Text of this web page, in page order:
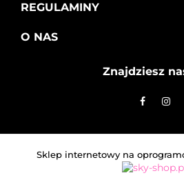
REGULAMINY
O NAS
Znajdziesz
Sklep internetowy na